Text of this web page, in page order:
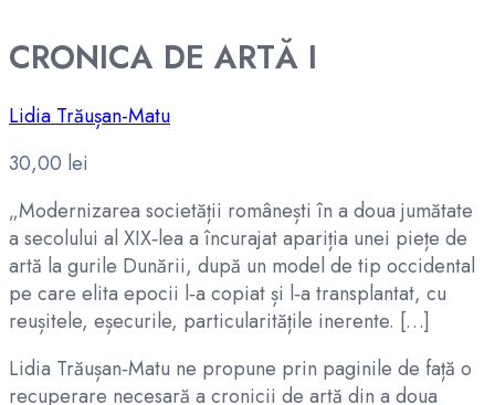
CRONICA DE ARTĂ I
Lidia Trăușan-Matu
30,00 lei
„Modernizarea societății românești în a doua jumătate
a secolului al XIX‑lea a încurajat apariția unei piețe de
artă la gurile Dunării, după un model de tip occidental
pe care elita epocii l‑a copiat și l‑a transplantat, cu
reușitele, eșecurile, particularitățile inerente. […]
Lidia Trăușan‑Matu ne propune prin paginile de față o
recuperare necesară a cronicii de artă din a doua